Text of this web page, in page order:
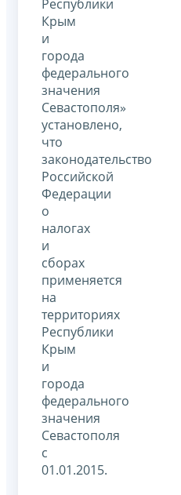
Республики
Крым
и
города
федерального
значения
Севастополя»
установлено,
что
законодательство
Российской
Федерации
о
налогах
и
сборах
применяется
на
территориях
Республики
Крым
и
города
федерального
значения
Севастополя
с
01.01.2015.